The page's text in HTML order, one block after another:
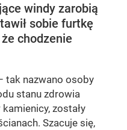
windy zarobią
sobie furtkę
chodzenie
tak nazwano osoby
stanu zdrowia
zostały
Szacuje się,